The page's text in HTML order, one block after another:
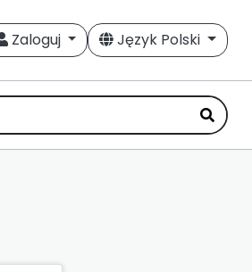
Zaloguj Język Polski